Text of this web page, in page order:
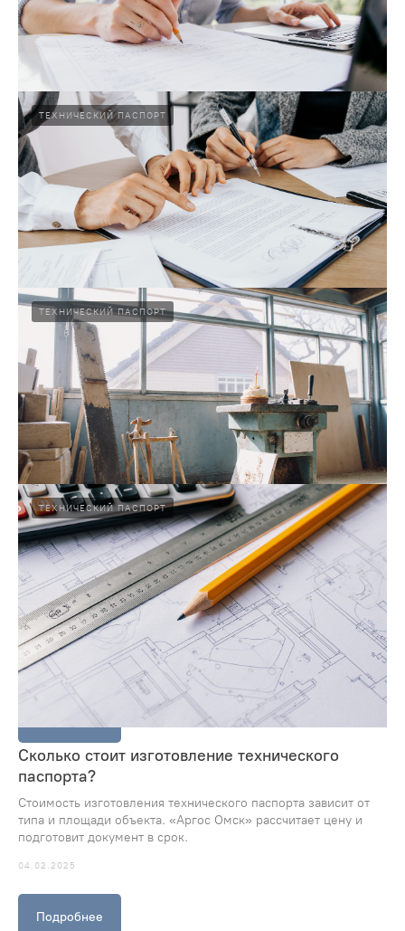
Что такое технический паспорт?
Технический паспорт — документ с полным описанием
квартиры или дома. «Аргос Омск» подготовит техпаспорт
быстро и с учётом всех требований.
Подробнее
ТЕХНИЧЕСКИЙ ПАСПОРТ
Где можно получить технический паспорт на
дом или квартиру?
Получить технический паспорт на дом или квартиру в Омске
можно через БТИ. Профессиональная подготовка
документов и сопровождение с «Аргос Омск».
04.02.2025
Подробнее
ТЕХНИЧЕСКИЙ ПАСПОРТ
Как заказать технический паспорт на нежилое
помещение?
Читайте о том, как правильно заказать технический паспорт
на нежилое помещение. Аргос Омск поможет с обмерами и
оформлением документов.
04.02.2025
Подробнее
ТЕХНИЧЕСКИЙ ПАСПОРТ
Сколько стоит изготовление технического
паспорта?
Стоимость изготовления технического паспорта зависит от
типа и площади объекта. «Аргос Омск» рассчитает цену и
подготовит документ в срок.
04.02.2025
Подробнее